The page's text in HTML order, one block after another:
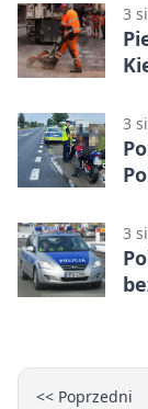
3
3
3
<< Poprzedni